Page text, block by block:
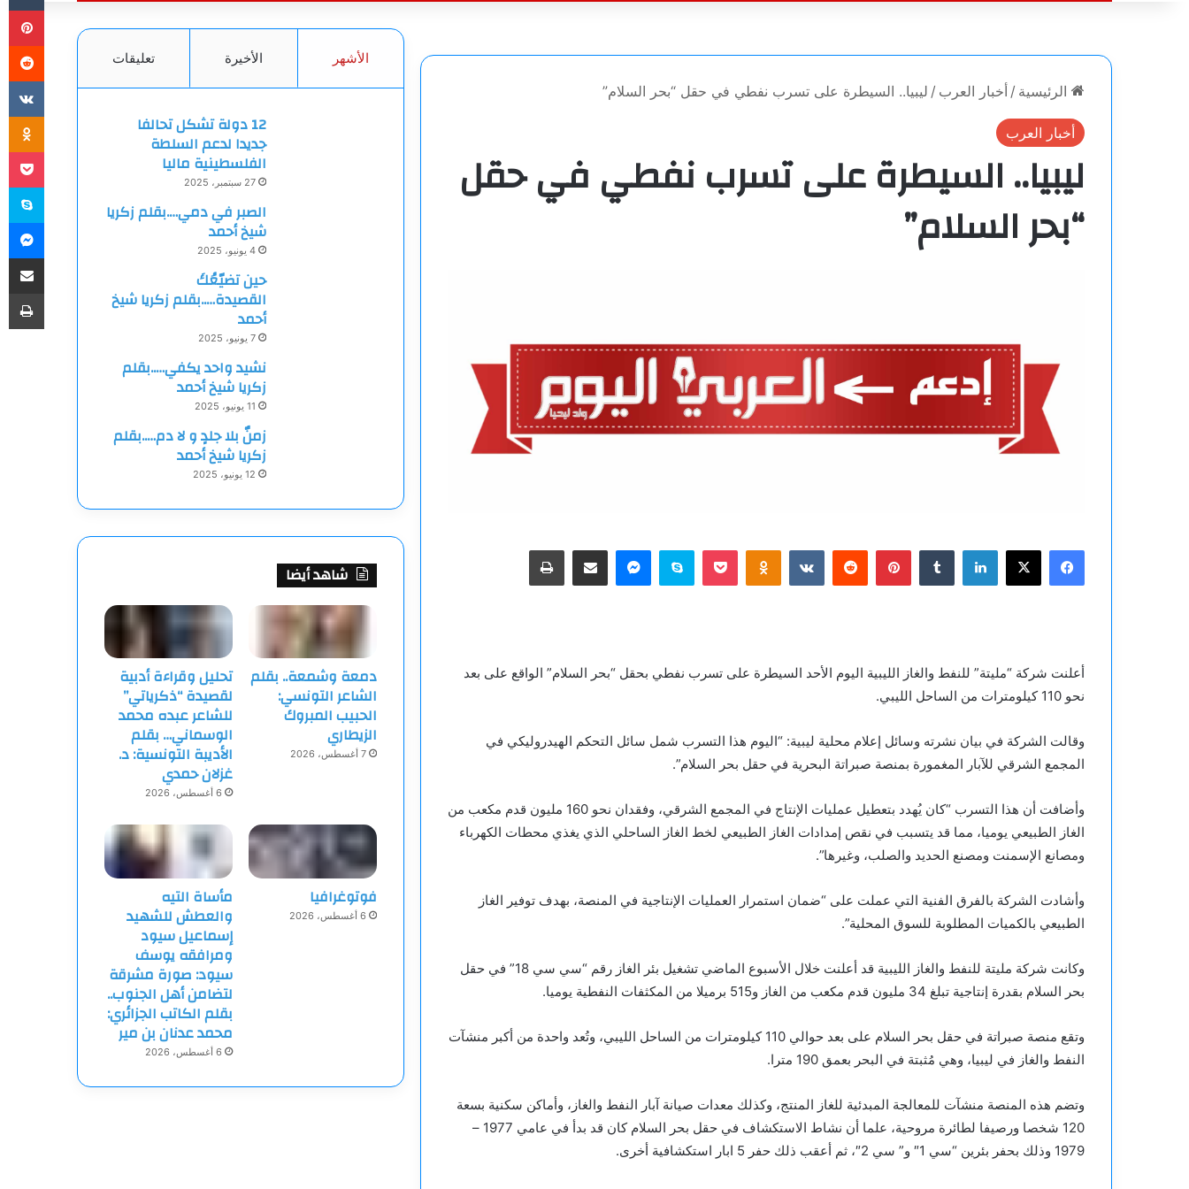
عن
الرئيسية / أخبار العرب / ليبيا.. السيطرة على تسرب نفطي في حقل “بحر السلام”
أخبار العرب
ليبيا.. السيطرة على تسرب نفطي في حقل
“بحر السلام”
فيسبوك
‫X لينكدإن بينتيريست Odnoklassniki
‫Pocketسكايبماسنجرمشاركة عبر البريد طباعة
أعلنت شركة “مليتة” للنفط والغاز الليبية اليوم الأحد السيطرة على تسرب نفطي بحقل “بحر السلام” الواقع على بعد
نحو 110 كيلومترات من الساحل الليبي.
وقالت الشركة في بيان نشرته وسائل إعلام محلية ليبية: “اليوم هذا التسرب شمل سائل التحكم الهيدروليكي في
المجمع الشرقي للآبار المغمورة بمنصة صبراتة البحرية في حقل بحر السلام”.
وأضافت أن هذا التسرب “كان يُهدد بتعطيل عمليات الإنتاج في المجمع الشرقي، وفقدان نحو 160 مليون قدم مكعب من
الغاز الطبيعي يوميا، مما قد يتسبب في نقص إمدادات الغاز الطبيعي لخط الغاز الساحلي الذي يغذي محطات الكهرباء
ومصانع الإسمنت ومصنع الحديد والصلب، وغيرها”.
وأشادت الشركة بالفرق الفنية التي عملت على “ضمان استمرار العمليات الإنتاجية في المنصة، بهدف توفير الغاز
الطبيعي بالكميات المطلوبة للسوق المحلية”.
وكانت شركة مليتة للنفط والغاز الليبية قد أعلنت خلال الأسبوع الماضي تشغيل بئر الغاز رقم “سي سي 18” في حقل
بحر السلام بقدرة إنتاجية تبلغ 34 مليون قدم مكعب من الغاز و515 برميلا من المكثفات النفطية يوميا.
وتقع منصة صبراتة في حقل بحر السلام على بعد حوالي 110 كيلومترات من الساحل الليبي، وتُعد واحدة من أكبر منشآت
النفط والغاز في ليبيا، وهي مُثبتة في البحر بعمق 190 مترا.
وتضم هذه المنصة منشآت للمعالجة المبدئية للغاز المنتج، وكذلك معدات صيانة آبار النفط والغاز، وأماكن سكنية بسعة
120 شخصا ورصيفا لطائرة مروحية، علما أن نشاط الاستكشاف في حقل بحر السلام كان قد بدأ في عامي 1977 –
1979 وذلك بحفر بئرين “سي 1″ و” سي 2″، ثم أعقب ذلك حفر 5 ابار استكشافية أخرى.
الأشهر الأخيرة تعليقات
12 دولة تشكل تحالفا
جديدا لدعم السلطة
الفلسطينية ماليا
27 سبتمبر، 2025
الصبر في دمي….بقلم زكريا
شيخ أحمد
4 يونيو، 2025
حين تضيّعُكَ
القصيدة…..بقلم زكريا شيخ
أحمد
7 يونيو، 2025
نشيد واحد يكفي…..بقلم
زكريا شيخ أحمد
11 يونيو، 2025
زمنٌ بلا جلدٍ و لا دم…..بقلم
زكريا شيخ أحمد
12 يونيو، 2025
شاهد أيضا
دمعة وشمعة.. بقلم
الشاعر التونسي:
الحبيب المبروك
الزيطاري
7 أغسطس، 2026
تحليل وقراءة أدبية
لقصيدة “ذكرياتي”
للشاعر عبده محمد
الوسماني… بقلم
الأديبة التونسية: د.
غزلان حمدي
6 أغسطس، 2026
فوتوغرافيا
6 أغسطس، 2026
مأساة التيه
والعطش للشهيد
إسماعيل سيود
ومرافقه يوسف
سيود: صورة مشرقة
لتضامن أهل الجنوب..
بقلم الكاتب الجزائري:
محمد عدنان بن مير
6 أغسطس، 2026